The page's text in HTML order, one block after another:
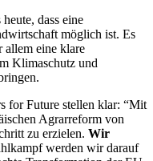
dass eine
möglich ist. Es
allem eine klare
Klimaschutz und
for Future stellen klar: “Mit
Agrarreform von
zu erzielen. Wir
werden wir darauf